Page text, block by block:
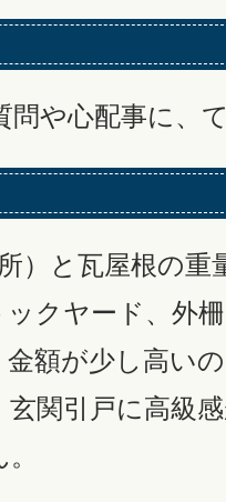
や心配事に、
）と瓦屋根の
クヤード、外
額が少し高い
玄関引戸に高級